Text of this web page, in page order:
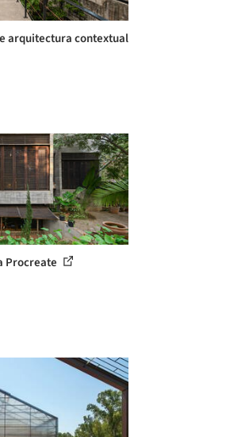
arquitectura contextual
Procreate